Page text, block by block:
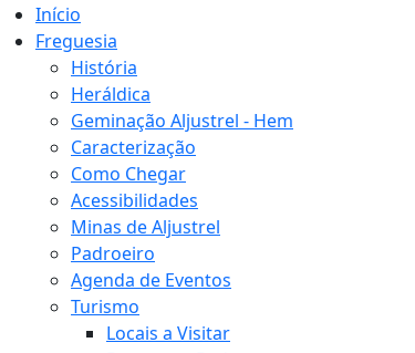
Início
Freguesia
História
Heráldica
Geminação Aljustrel - Hem
Caracterização
Como Chegar
Acessibilidades
Minas de Aljustrel
Padroeiro
Agenda de Eventos
Turismo
Locais a Visitar